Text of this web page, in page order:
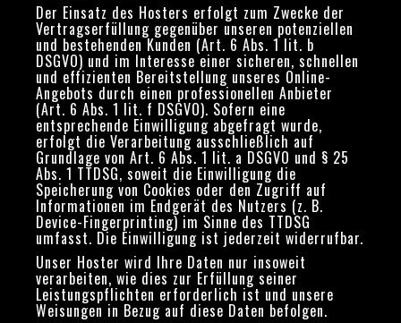
Der Einsatz des Hosters erfolgt zum Zwecke der
Vertragserfüllung gegenüber unseren potenziellen
und bestehenden Kunden (Art. 6 Abs. 1 lit. b
DSGVO) und im Interesse einer sicheren, schnellen
und effizienten Bereitstellung unseres Online-
Angebots durch einen professionellen Anbieter
(Art. 6 Abs. 1 lit. f DSGVO). Sofern eine
entsprechende Einwilligung abgefragt wurde,
erfolgt die Verarbeitung ausschließlich auf
Grundlage von Art. 6 Abs. 1 lit. a DSGVO und § 25
Abs. 1 TTDSG, soweit die Einwilligung die
Speicherung von Cookies oder den Zugriff auf
Informationen im Endgerät des Nutzers (z. B.
Device-Fingerprinting) im Sinne des TTDSG
umfasst. Die Einwilligung ist jederzeit widerrufbar.
Unser Hoster wird Ihre Daten nur insoweit
verarbeiten, wie dies zur Erfüllung seiner
Leistungspflichten erforderlich ist und unsere
Weisungen in Bezug auf diese Daten befolgen.